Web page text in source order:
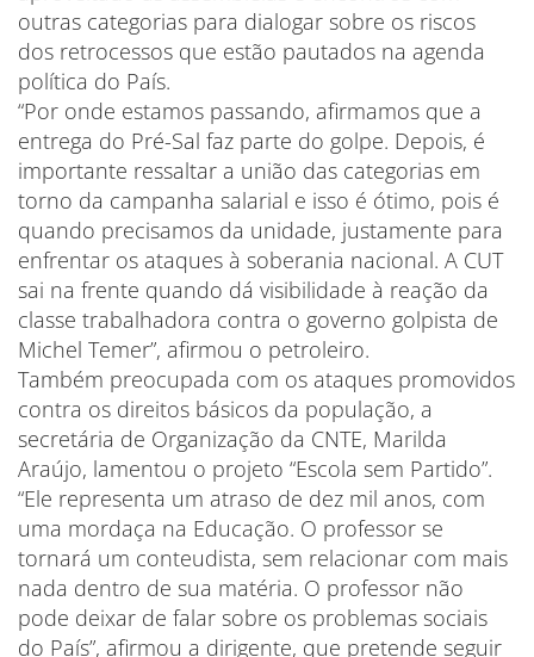
outras categorias para dialogar sobre os riscos
dos retrocessos que estão pautados na agenda
política do País.
“Por onde estamos passando, afirmamos que a
entrega do Pré-Sal faz parte do golpe. Depois, é
importante ressaltar a união das categorias em
torno da campanha salarial e isso é ótimo, pois é
quando precisamos da unidade, justamente para
enfrentar os ataques à soberania nacional. A CUT
sai na frente quando dá visibilidade à reação da
classe trabalhadora contra o governo golpista de
Michel Temer”, afirmou o petroleiro.
Também preocupada com os ataques promovidos
contra os direitos básicos da população, a
secretária de Organização da CNTE, Marilda
Araújo, lamentou o projeto “Escola sem Partido”.
“Ele representa um atraso de dez mil anos, com
uma mordaça na Educação. O professor se
tornará um conteudista, sem relacionar com mais
nada dentro de sua matéria. O professor não
pode deixar de falar sobre os problemas sociais
do País”, afirmou a dirigente, que pretende seguir